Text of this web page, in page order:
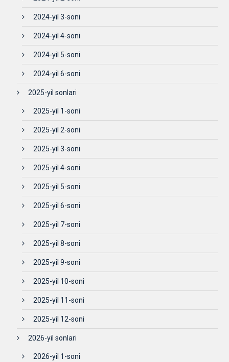
2024-yil 3-soni
2024-yil 4-soni
2024-yil 5-soni
2024-yil 6-soni
2025-yil sonlari
2025-yil 1-soni
2025-yil 2-soni
2025-yil 3-soni
2025-yil 4-soni
2025-yil 5-soni
2025-yil 6-soni
2025-yil 7-soni
2025-yil 8-soni
2025-yil 9-soni
2025-yil 10-soni
2025-yil 11-soni
2025-yil 12-soni
2026-yil sonlari
2026-yil 1-soni